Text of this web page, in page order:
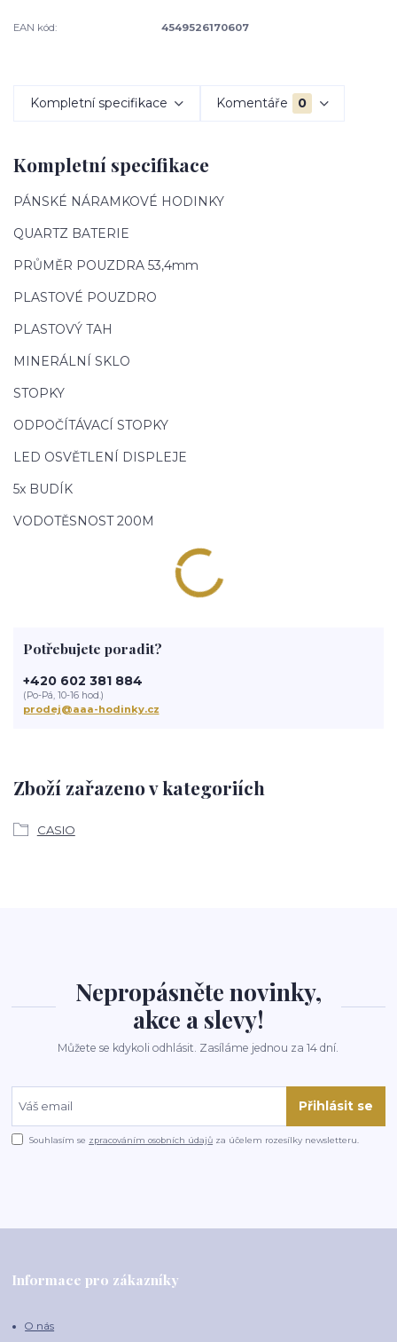
EAN kód: 4549526170607
Kompletní specifikace Komentáře 0
Kompletní specifikace
PÁNSKÉ NÁRAMKOVÉ HODINKY
QUARTZ BATERIE
PRŮMĚR POUZDRA 53,4mm
PLASTOVÉ POUZDRO
PLASTOVÝ TAH
MINERÁLNÍ SKLO
STOPKY
ODPOČÍTÁVACÍ STOPKY
LED OSVĚTLENÍ DISPLEJE
5x BUDÍK
VODOTĚSNOST 200M
Zboží zařazeno v kategoriích
CASIO
Potřebujete poradit?
+420 602 381 884
(Po-Pá, 10-16 hod.)
prodej@aaa-hodinky.cz
Nepropásněte novinky,
akce a slevy!
Můžete se kdykoli odhlásit. Zasíláme jednou za 14 dní.
Přihlásit se
Souhlasím se zpracováním osobních údajů za účelem rozesílky newsletteru.
Informace pro zákazníky
O nás